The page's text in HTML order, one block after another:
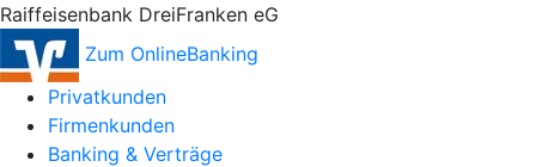
Raiffeisenbank DreiFranken eG
Zum OnlineBanking
Privatkunden
Firmenkunden
Banking & Verträge